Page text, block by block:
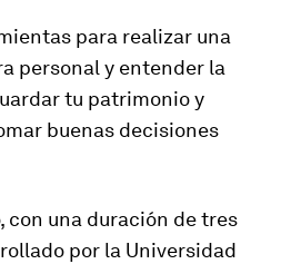
para realizar una
personal y entender la
tu patrimonio y
buenas decisiones
con una duración de tres
por la Universidad